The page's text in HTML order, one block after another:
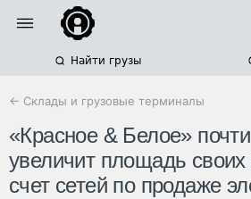
Найти грузы
← Склады и грузовые терминалы
«Красное & Белое»
увеличит площадь своих
счет сетей по продаже